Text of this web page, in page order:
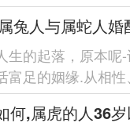
部分生...
兔人与属蛇人婚
生的起落，原本呢
富足的姻缘.从相
拆开...
何,属虎的人36